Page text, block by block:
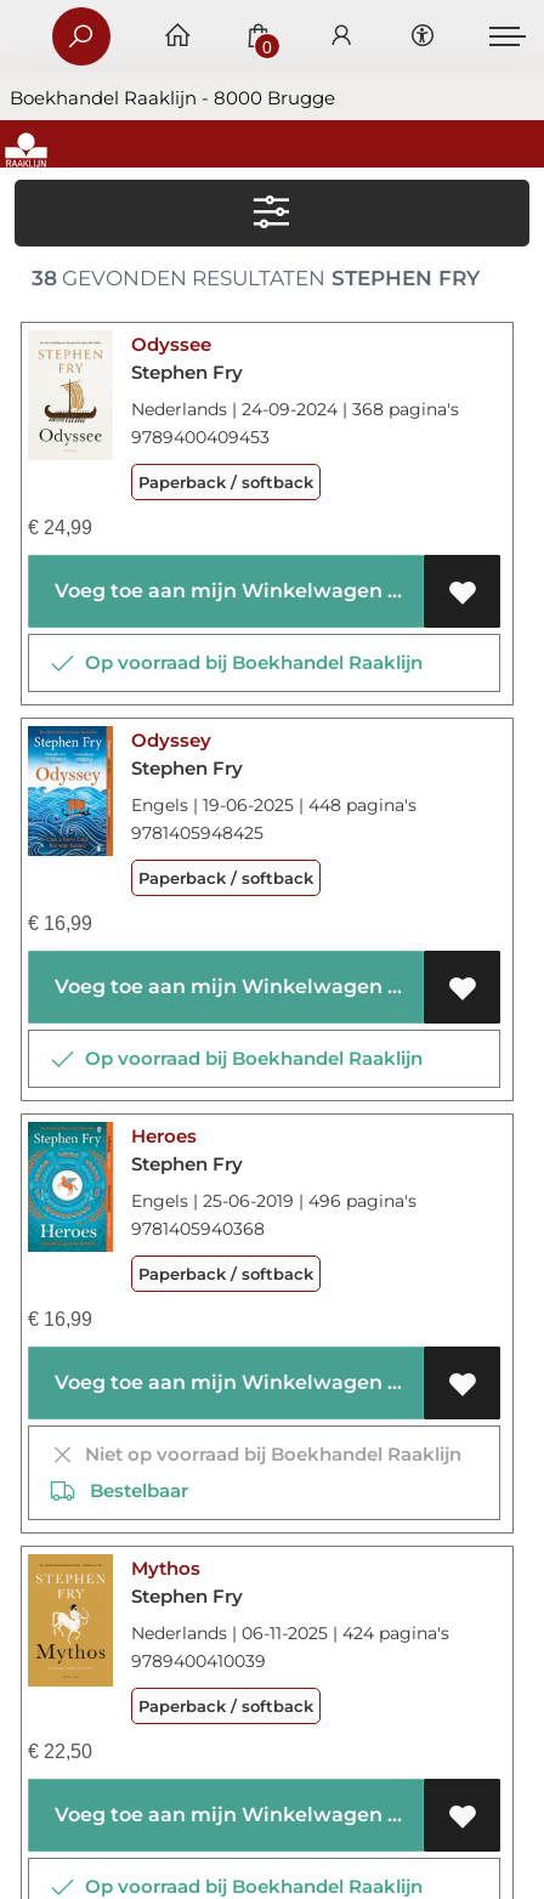
Boekhandel Raaklijn - 8000 Brugge
0
38GEVONDEN RESULTATEN STEPHEN FRY
Odyssee
Stephen Fry
Nederlands | 24-09-2024 | 368 pagina's
9789400409453
Paperback / softback
€24,99
Voeg toe aan mijn Winkelwagen
Op voorraad bij Boekhandel Raaklijn
Odyssey
Stephen Fry
Engels | 19-06-2025 | 448 pagina's
9781405948425
Paperback / softback
€16,99
Voeg toe aan mijn Winkelwagen
Op voorraad bij Boekhandel Raaklijn
Heroes
Stephen Fry
Engels | 25-06-2019 | 496 pagina's
9781405940368
Paperback / softback
€16,99
Voeg toe aan mijn Winkelwagen
Niet op voorraad bij Boekhandel Raaklijn
Bestelbaar
Mythos
Stephen Fry
Nederlands | 06-11-2025 | 424 pagina's
9789400410039
Paperback / softback
€22,50
Voeg toe aan mijn Winkelwagen
Op voorraad bij Boekhandel Raaklijn